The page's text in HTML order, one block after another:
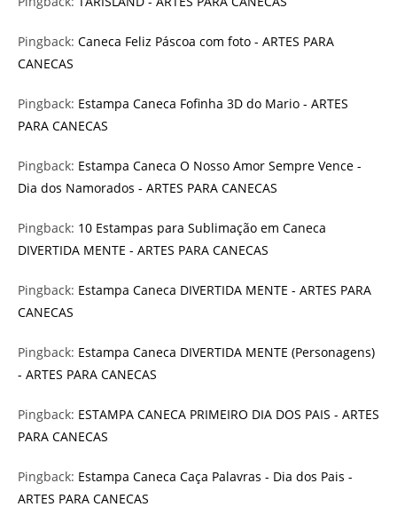
Pingback: Caneca Feliz Páscoa com foto - ARTES PARA
CANECAS
Pingback: Estampa Caneca Fofinha 3D do Mario - ARTES
PARA CANECAS
Pingback: Estampa Caneca O Nosso Amor Sempre Vence -
Dia dos Namorados - ARTES PARA CANECAS
Pingback: 10 Estampas para Sublimação em Caneca
DIVERTIDA MENTE - ARTES PARA CANECAS
Pingback: Estampa Caneca DIVERTIDA MENTE - ARTES PARA
CANECAS
Pingback: Estampa Caneca DIVERTIDA MENTE (Personagens)
- ARTES PARA CANECAS
Pingback: ESTAMPA CANECA PRIMEIRO DIA DOS PAIS - ARTES
PARA CANECAS
Pingback: Estampa Caneca Caça Palavras - Dia dos Pais -
ARTES PARA CANECAS